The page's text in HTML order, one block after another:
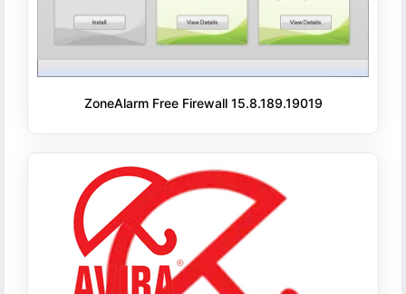
ZoneAlarm Free Firewall 15.8.189.19019